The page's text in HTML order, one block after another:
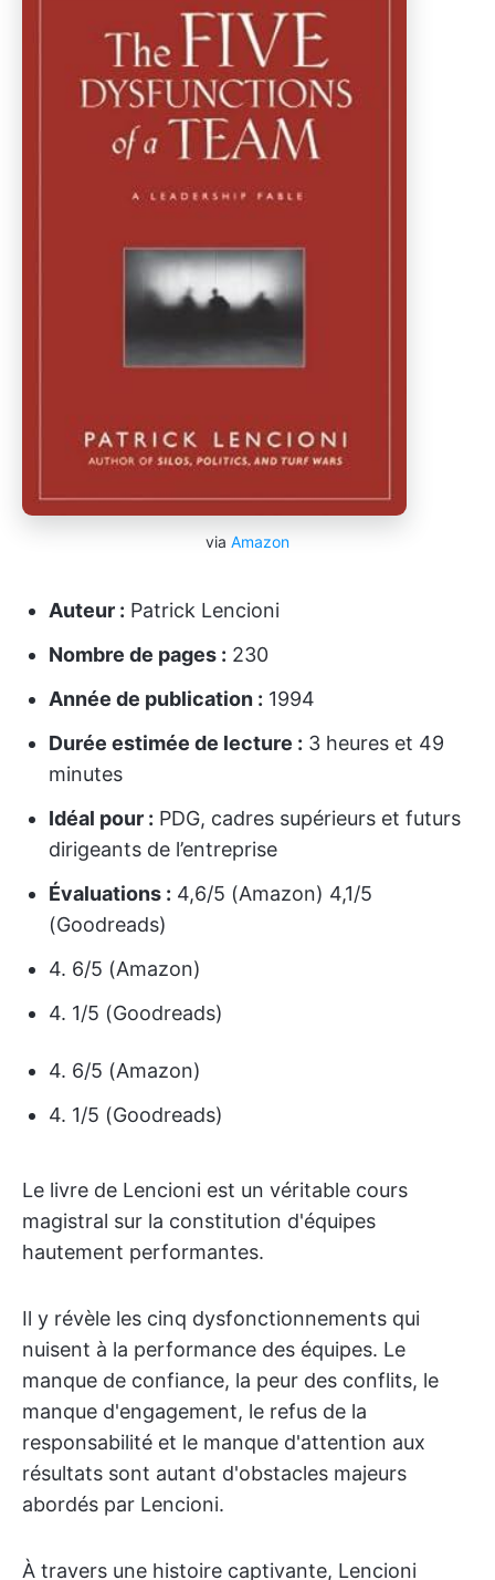
via Amazon
Auteur : Patrick Lencioni
Nombre de pages : 230
Année de publication : 1994
Durée estimée de lecture : 3 heures et 49
minutes
Idéal pour : PDG, cadres supérieurs et futurs
dirigeants de l’entreprise
Évaluations : 4,6/5 (Amazon) 4,1/5
(Goodreads)
4. 6/5 (Amazon)
4. 1/5 (Goodreads)
4. 6/5 (Amazon)
4. 1/5 (Goodreads)
Le livre de Lencioni est un véritable cours
magistral sur la constitution d'équipes
hautement performantes.
Il y révèle les cinq dysfonctionnements qui
nuisent à la performance des équipes. Le
manque de confiance, la peur des conflits, le
manque d'engagement, le refus de la
responsabilité et le manque d'attention aux
résultats sont autant d'obstacles majeurs
abordés par Lencioni.
À travers une histoire captivante, Lencioni